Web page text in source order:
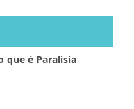
que é Paralisia